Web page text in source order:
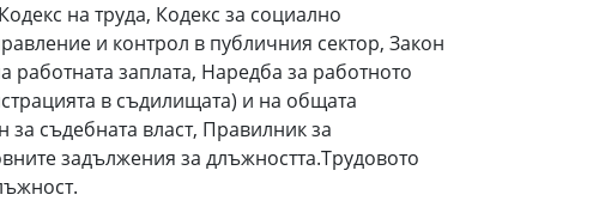
на труда, Кодекс за социално
и контрол в публичния сектор, Закон
работната заплата, Наредба за работното
в съдилищата) и на общата
съдебната власт, Правилник за
задължения за длъжността.Трудовото